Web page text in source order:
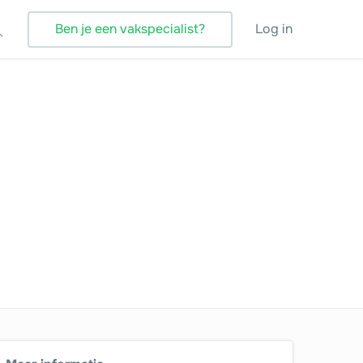
Ben je een vakspecialist? Log in
Zonnepanelen